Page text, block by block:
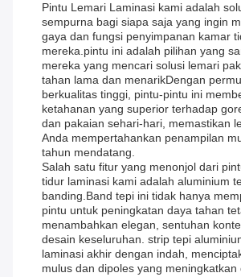
Pintu Lemari Laminasi kami adalah
sempurna bagi siapa saja yang ingin
gaya dan fungsi penyimpanan kamar
mereka.pintu ini adalah pilihan yang
mereka yang mencari solusi lemari
tahan lama dan menarikDengan
berkualitas tinggi, pintu-pintu ini
ketahanan yang superior terhadap
dan pakaian sehari-hari, memastikan
Anda mempertahankan penampilan
tahun mendatang.
Salah satu fitur yang menonjol dari
tidur laminasi kami adalah aluminium
banding.Band tepi ini tidak hanya
pintu untuk peningkatan daya tahan
menambahkan elegan, sentuhan
desain keseluruhan. strip tepi
laminasi akhir dengan indah,
mulus dan dipoles yang meningkatkan